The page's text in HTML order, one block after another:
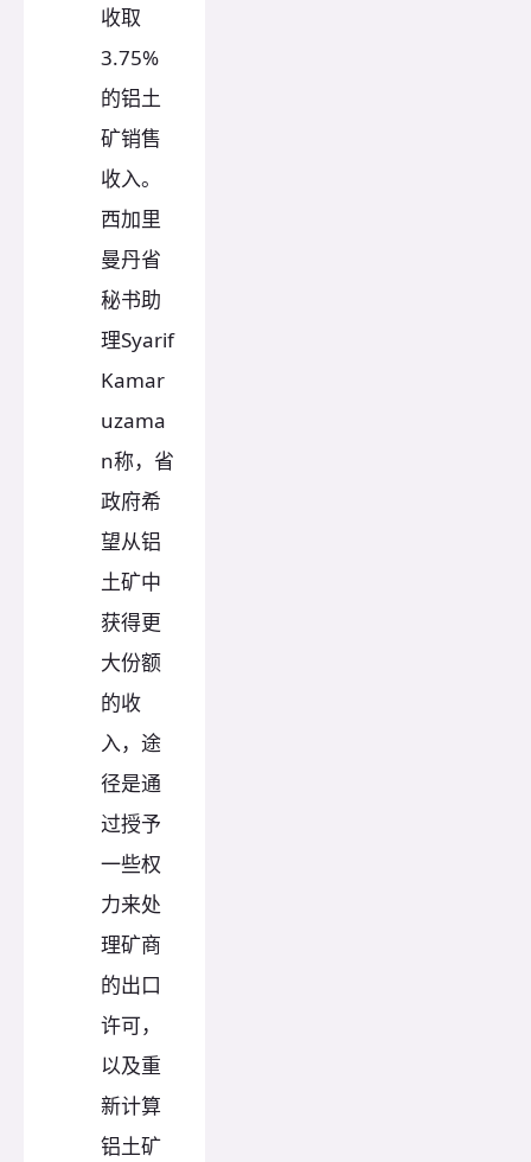
收取
3.75%
的铝土
矿销售
收入。
西加里
曼丹省
秘书助
理Syarif
Kamar
uzama
n称，省
政府希
望从铝
土矿中
获得更
大份额
的收
入，途
径是通
过授予
一些权
力来处
理矿商
的出口
许可，
以及重
新计算
铝土矿